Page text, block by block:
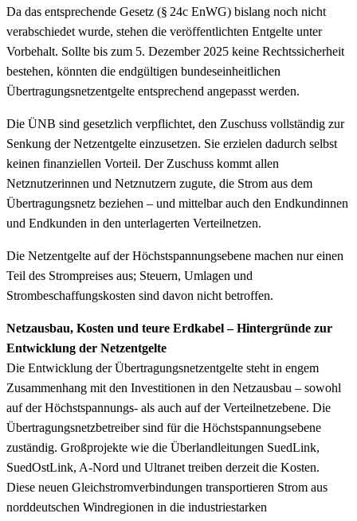
Da das entsprechende Gesetz (§ 24c EnWG) bislang noch nicht
verabschiedet wurde, stehen die veröffentlichten Entgelte unter
Vorbehalt. Sollte bis zum 5. Dezember 2025 keine Rechtssicherheit
bestehen, könnten die endgültigen bundeseinheitlichen
Übertragungsnetzentgelte entsprechend angepasst werden.
Die ÜNB sind gesetzlich verpflichtet, den Zuschuss vollständig zur
Senkung der Netzentgelte einzusetzen. Sie erzielen dadurch selbst
keinen finanziellen Vorteil. Der Zuschuss kommt allen
Netznutzerinnen und Netznutzern zugute, die Strom aus dem
Übertragungsnetz beziehen – und mittelbar auch den Endkundinnen
und Endkunden in den unterlagerten Verteilnetzen.
Die Netzentgelte auf der Höchstspannungsebene machen nur einen
Teil des Strompreises aus; Steuern, Umlagen und
Strombeschaffungskosten sind davon nicht betroffen.
Netzausbau, Kosten und teure Erdkabel – Hintergründe zur
Entwicklung der Netzentgelte
Die Entwicklung der Übertragungsnetzentgelte steht in engem
Zusammenhang mit den Investitionen in den Netzausbau – sowohl
auf der Höchstspannungs- als auch auf der Verteilnetzebene. Die
Übertragungsnetzbetreiber sind für die Höchstspannungsebene
zuständig. Großprojekte wie die Überlandleitungen SuedLink,
SuedOstLink, A-Nord und Ultranet treiben derzeit die Kosten.
Diese neuen Gleichstromverbindungen transportieren Strom aus
norddeutschen Windregionen in die industriestarken